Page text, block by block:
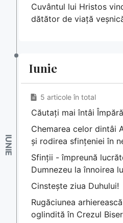
Cuvântul lui Hristos
dătător de viață
Iunie
5 articole în total
Căutați mai întâi
Chemarea celor dintâi
și rodirea sfințeniei în
Sfinții - împreună
Dumnezeu la înnoirea
Cinstește ziua Duhului!
Rugăciunea
oglindită în Crezul